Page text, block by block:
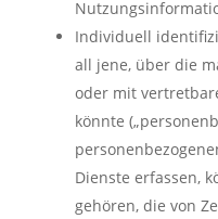
Individuell
all jene, über die
oder mit
könnte
Dienste erfassen,
gehören, die von